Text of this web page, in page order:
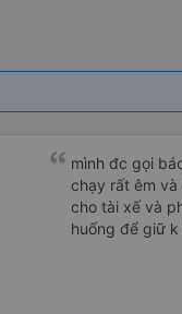
mình đc gọi
chạy rất êm và
cho tài xế và
huống để giữ